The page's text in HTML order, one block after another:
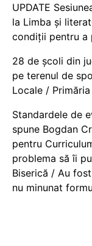
UPDATE
la Limba și
condiții pentru a
28 de școli din
pe terenul de
Locale /
Standardele de
spune Bogdan
pentru
problema să îi
Biserică / Au
nu minunat